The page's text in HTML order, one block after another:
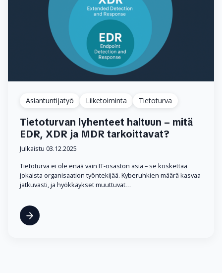
Asiantuntijatyö Liiketoiminta Tietoturva
Tietoturvan lyhenteet haltuun – mitä
EDR, XDR ja MDR tarkoittavat?
Julkaistu 03.12.2025
Tietoturva ei ole enää vain IT-osaston asia – se koskettaa
jokaista organisaation työntekijää. Kyberuhkien määrä kasvaa
jatkuvasti, ja hyökkäykset muuttuvat…